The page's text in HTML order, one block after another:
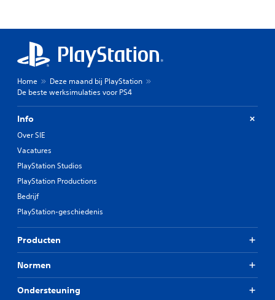
Home
Deze maand bij PlayStation
De beste werksimulaties voor PS4
Info
Over SIE
Vacatures
PlayStation Studios
PlayStation Productions
Bedrijf
PlayStation-geschiedenis
Producten
Normen
Ondersteuning